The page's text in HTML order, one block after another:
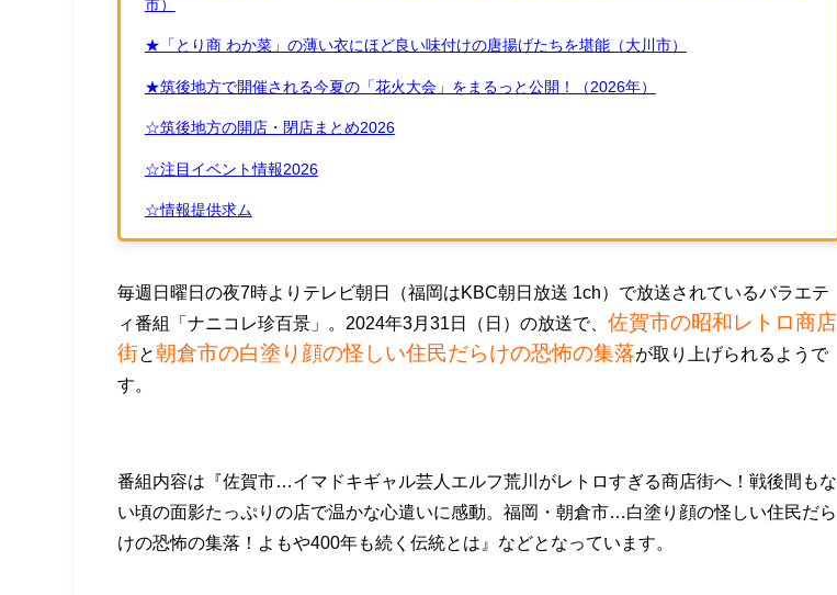
市）
★「とり商 わか菜」の薄い衣にほど良い味付けの唐揚げたちを堪能（大川市）
★筑後地方で開催される今夏の「花火大会」をまるっと公開！（2026年）
☆筑後地方の開店・閉店まとめ2026
☆注目イベント情報2026
☆情報提供求ム
毎週日曜日の夜7時よりテレビ朝日（福岡はKBC朝日放送 1ch）で放送されているバラエテ
ィ番組「ナニコレ珍百景」。2024年3月31日（日）の放送で、佐賀市の昭和レトロ商店
街と朝倉市の白塗り顔の怪しい住民だらけの恐怖の集落が取り上げられるようで
す。
番組内容は『佐賀市…イマドキギャル芸人エルフ荒川がレトロすぎる商店街へ！戦後間もな
い頃の面影たっぷりの店で温かな心遣いに感動。福岡・朝倉市…白塗り顔の怪しい住民だら
けの恐怖の集落！よもや400年も続く伝統とは』などとなっています。